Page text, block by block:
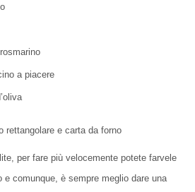
a piacere
rettangolare e carta da forno
per fare più velocemente potete farvele
e comunque, è sempre meglio dare una